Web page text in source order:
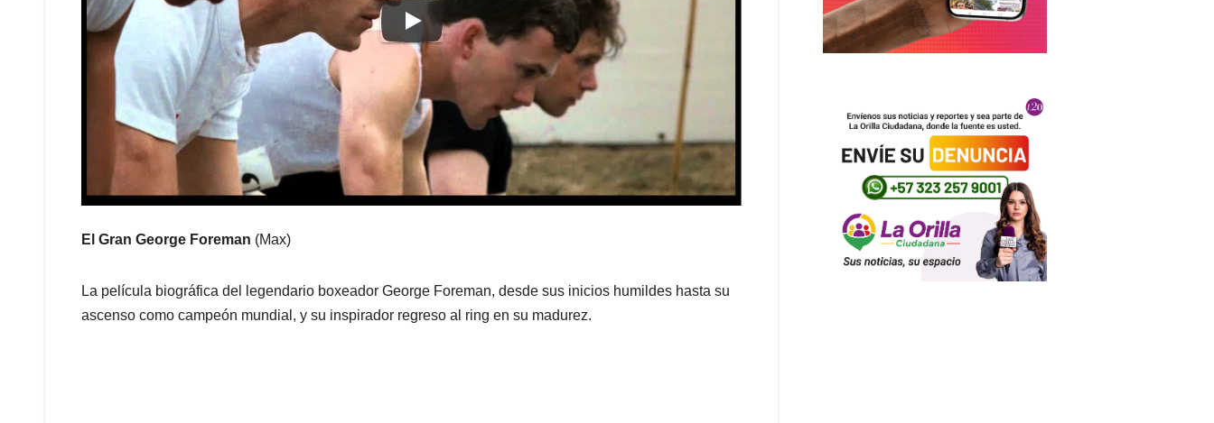
El Gran George Foreman (Max)
La película biográfica del legendario boxeador George Foreman, desde sus inicios humildes hasta su
ascenso como campeón mundial, y su inspirador regreso al ring en su madurez.